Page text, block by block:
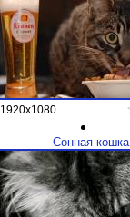
1920x1080
Сонная кошка